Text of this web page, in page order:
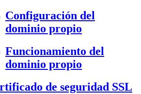
Configuración del
dominio propio
Funcionamiento del
dominio propio
de seguridad SSL